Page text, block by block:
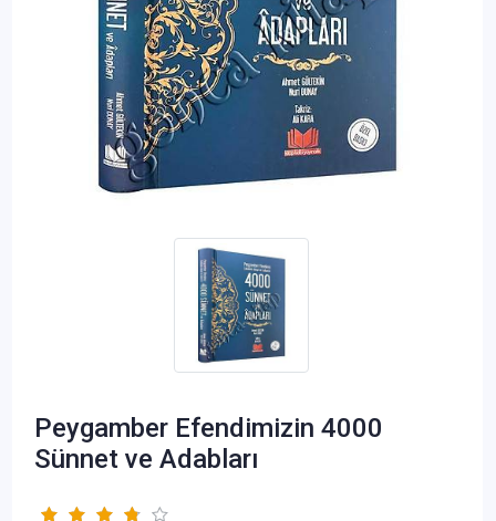
Peygamber Efendimizin 4000
Sünnet ve Adabları